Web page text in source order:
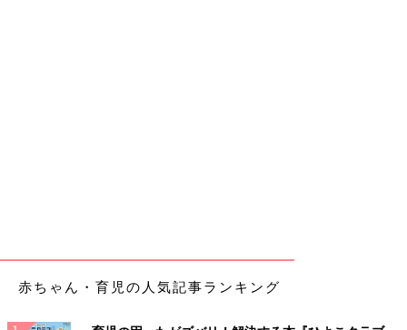
赤ちゃん・育児の人気記事ランキング